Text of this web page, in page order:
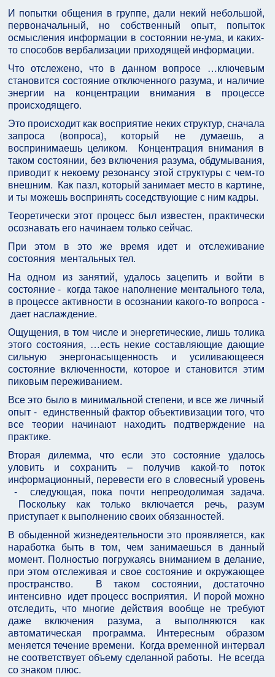
И попытки общения в группе, дали некий небольшой,
первоначальный, но собственный опыт, попыток
осмысления информации в состоянии не-ума, и каких-
то способов вербализации приходящей информации.
Что отслежено, что в данном вопросе …ключевым
становится состояние отключенного разума, и наличие
энергии на концентрации внимания в процессе
происходящего.
Это происходит как восприятие неких структур, сначала
запроса (вопроса), который не думаешь, а
воспринимаешь целиком. Концентрация внимания в
таком состоянии, без включения разума, обдумывания,
приводит к некоему резонансу этой структуры с чем-то
внешним. Как пазл, который занимает место в картине,
и ты можешь воспринять соседствующие с ним кадры.
Теоретически этот процесс был известен, практически
осознавать его начинаем только сейчас.
При этом в это же время идет и отслеживание
состояния ментальных тел.
На одном из занятий, удалось зацепить и войти в
состояние - когда такое наполнение ментального тела,
в процессе активности в осознании какого-то вопроса -
дает наслаждение.
Ощущения, в том числе и энергетические, лишь толика
этого состояния, …есть некие составляющие дающие
сильную энергонасыщенность и усиливающееся
состояние включенности, которое и становится этим
пиковым переживанием.
Все это было в минимальной степени, и все же личный
опыт - единственный фактор объективизации того, что
все теории начинают находить подтверждение на
практике.
Вторая дилемма, что если это состояние удалось
уловить и сохранить – получив какой-то поток
информационный, перевести его в словесный уровень
- следующая, пока почти непреодолимая задача.
Поскольку как только включается речь, разум
приступает к выполнению своих обязанностей.
В обыденной жизнедеятельности это проявляется, как
наработка быть в том, чем занимаешься в данный
момент. Полностью погружаясь вниманием в делание,
при этом отслеживая и свое состояние и окружающее
пространство. В таком состоянии, достаточно
интенсивно идет процесс восприятия. И порой можно
отследить, что многие действия вообще не требуют
даже включения разума, а выполняются как
автоматическая программа. Интересным образом
меняется течение времени. Когда временной интервал
не соответствует объему сделанной работы. Не всегда
со знаком плюс.